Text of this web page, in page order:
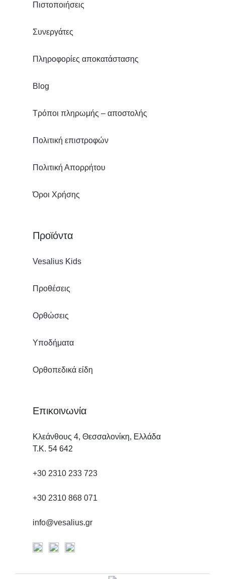
Πιστοποιήσεις
Συνεργάτες
Πληροφορίες αποκατάστασης
Blog
Τρόποι πληρωμής – αποστολής
Πολιτική επιστροφών
Πολιτική Απορρήτου
Όροι Χρήσης
Προϊόντα
Vesalius Kids
Προθέσεις
Ορθώσεις
Υποδήματα
Ορθοπεδικά είδη
Επικοινωνία
Κλεάνθους 4, Θεσσαλονίκη, Ελλάδα
Τ.Κ. 54 642
+30 2310 233 723
+30 2310 868 071
info@vesalius.gr